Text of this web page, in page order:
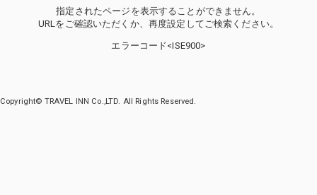
指定されたページを表示することができません。
URLをご確認いただくか、再度設定してご検索ください。
エラーコード<ISE900>
Copyright© TRAVEL INN Co.,LTD. All Rights Reserved.